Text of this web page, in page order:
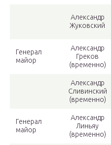
Александр
Жуковский
Генерал
майор
Александр
Греков
(временно)
Александр
Сливинский
(временно)
Генерал
майор
Александр
Линьяу
(временно)